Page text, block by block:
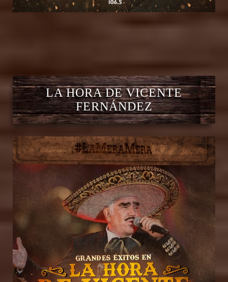
LA HORA DE VICENTE
FERNÁNDEZ